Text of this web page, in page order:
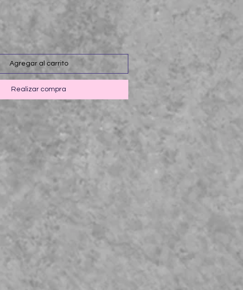
Agregar al carrito
Realizar compra